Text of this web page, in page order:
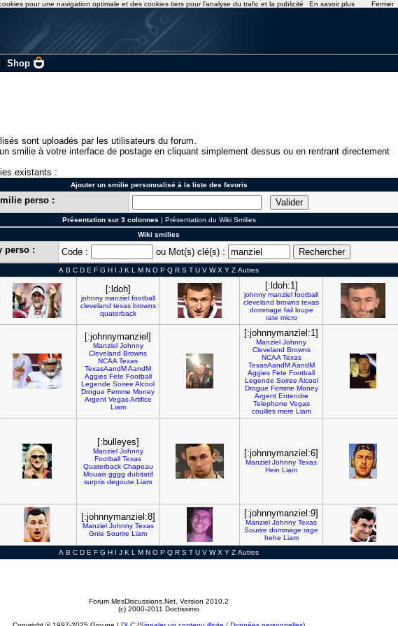
Shop
sont uploadés par les utilisateurs du forum.
smilie à votre interface de postage en cliquant simplement dessus ou en rentrant directement
existants :
Ajouter un smilie personnalisé à la liste des favoris
perso :
Présentation sur 3 colonnes | Présentation du Wiki Smilies
Wiki smilies
perso : Code : ou Mot(s) clé(s) :
A B C D E F G H I J K L M N O P Q R S T U V W X Y Z Autres
[:ldoh]
johnny manziel football
cleveland texas browns
quaterback
[:ldoh:1]
johnny manziel football
cleveland browns texas
dommage fail loupe
rate micro
[:johnnymanziel]
Manziel Johnny
Cleveland Browns
NCAA Texas
TexasAandMAandM
Aggies Fete Football
Legende Soiree Alcool
Drogue Femme Money
Argent Vegas Artifice
Liam
[:johnnymanziel:1]
Manziel Johnny
Cleveland Browns
NCAA Texas
TexasAandM AandM
Aggies Fete Football
Legende Soiree Alcool
Drogue Femme Money
Argent Entendre
Telephone Vegas
couilles mere Liam
[:bulleyes]
Manziel Johnny
Football Texas
Quaterback Chapeau
Mouais gggg dubitatif
surpris degoute Liam
[:johnnymanziel:6]
Manziel Johnny Texas
Hein Liam
[:johnnymanziel:8]
Manziel Johnny Texas
Gnie Sourire Liam
[:johnnymanziel:9]
Manziel Johnny Texas
Sourire dommage rage
hehe Liam
A B C D E F G H I J K L M N O P Q R S T U V W X Y Z Autres
Forum MesDiscussions.Net , Version 2010.2
(c) 2000-2011 Doctissimo
pour une navigation optimale et des cookies tiers pour l'analyse du trafic et la publicité En savoir plus Fermer